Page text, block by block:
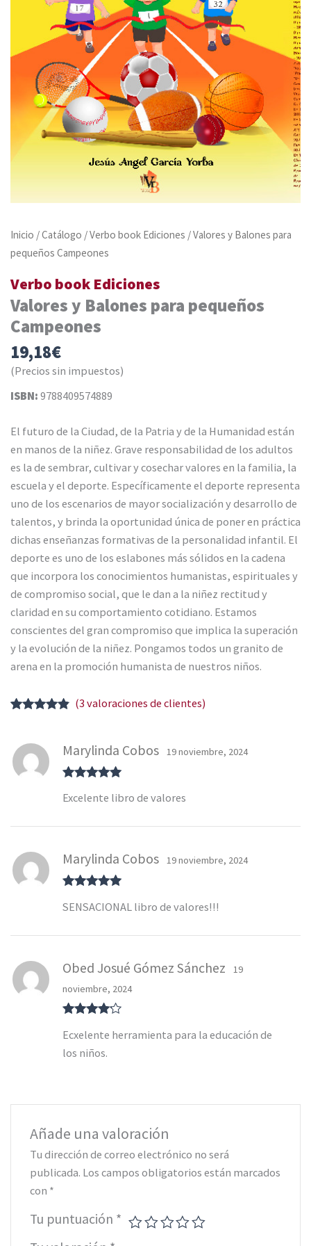
Inicio /Catálogo /Verbo book Ediciones / Valores y Balones para
pequeños Campeones
Verbo book Ediciones
Valores y Balones para pequeños
Campeones
19,18€
(Precios sin impuestos)
ISBN: 9788409574889
El futuro de la Ciudad, de la Patria y de la Humanidad están
en manos de la niñez. Grave responsabilidad de los adultos
es la de sembrar, cultivar y cosechar valores en la familia, la
escuela y el deporte. Específicamente el deporte representa
uno de los escenarios de mayor socialización y desarrollo de
talentos, y brinda la oportunidad única de poner en práctica
dichas enseñanzas formativas de la personalidad infantil. El
deporte es uno de los eslabones más sólidos en la cadena
que incorpora los conocimientos humanistas, espirituales y
de compromiso social, que le dan a la niñez rectitud y
claridad en su comportamiento cotidiano. Estamos
conscientes del gran compromiso que implica la superación
y la evolución de la niñez. Pongamos todos un granito de
arena en la promoción humanista de nuestros niños.
5 en base a
valoraciones
de clientes
(3 valoraciones de clientes)
5de 5
Marylinda Cobos 19 noviembre, 2024
Excelente libro de valores
5de 5
Marylinda Cobos 19 noviembre, 2024
SENSACIONAL libro de valores!!!
con4de 5
Obed Josué Gómez Sánchez
19
noviembre, 2024
Ecxelente herramienta para la educación de
los niños.
Añade una valoración
Tu dirección de correo electrónico no será
publicada. Los campos obligatorios están marcados
con *
Tu puntuación *